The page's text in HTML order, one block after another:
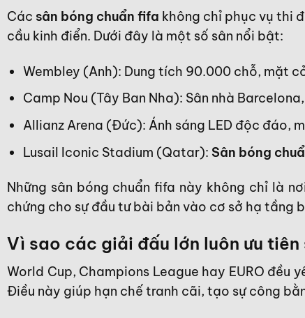
Các sân bóng chuẩn fifa không chỉ phục vụ thi
cầu kinh điển. Dưới đây là một số sân nổi bật:
Wembley (Anh): Dung tích 90.000 chỗ, mặt
Camp Nou (Tây Ban Nha): Sân nhà
Allianz Arena (Đức): Ánh sáng LED độc đáo,
Lusail Iconic Stadium (Qatar): Sân bóng
Những sân bóng chuẩn fifa này không chỉ là
chứng cho sự đầu tư bài bản vào cơ sở hạ tầng
Vì sao các giải đấu lớn luôn ưu
World Cup, Champions League hay EURO đều
Điều này giúp hạn chế tranh cãi, tạo sự công